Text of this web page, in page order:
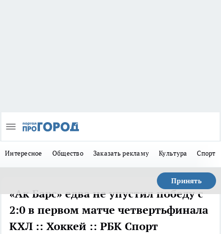
Интересное Общество Заказать рекламу Культура Спорт
Принять
«Ак Барс» едва не упустил победу с
2:0 в первом матче четвертьфинала
КХЛ :: Хоккей :: РБК Спорт